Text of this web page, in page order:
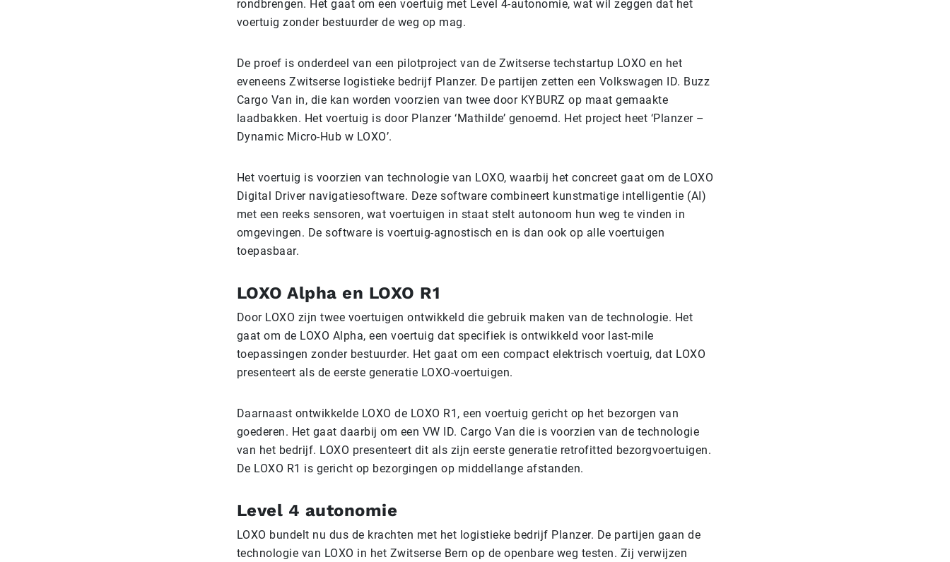
rondbrengen. Het gaat om een voertuig met Level 4-autonomie, wat wil zeggen dat het
voertuig zonder bestuurder de weg op mag.
De proef is onderdeel van een pilotproject van de Zwitserse techstartup LOXO en het
eveneens Zwitserse logistieke bedrijf Planzer. De partijen zetten een Volkswagen ID. Buzz
Cargo Van in, die kan worden voorzien van twee door KYBURZ op maat gemaakte
laadbakken. Het voertuig is door Planzer ‘Mathilde’ genoemd. Het project heet ‘Planzer –
Dynamic Micro-Hub w LOXO’.
Het voertuig is voorzien van technologie van LOXO, waarbij het concreet gaat om de LOXO
Digital Driver navigatiesoftware. Deze software combineert kunstmatige intelligentie (AI)
met een reeks sensoren, wat voertuigen in staat stelt autonoom hun weg te vinden in
omgevingen. De software is voertuig-agnostisch en is dan ook op alle voertuigen
toepasbaar.
LOXO Alpha en LOXO R1
Door LOXO zijn twee voertuigen ontwikkeld die gebruik maken van de technologie. Het
gaat om de LOXO Alpha, een voertuig dat specifiek is ontwikkeld voor last-mile
toepassingen zonder bestuurder. Het gaat om een compact elektrisch voertuig, dat LOXO
presenteert als de eerste generatie LOXO-voertuigen.
Daarnaast ontwikkelde LOXO de LOXO R1, een voertuig gericht op het bezorgen van
goederen. Het gaat daarbij om een VW ID. Cargo Van die is voorzien van de technologie
van het bedrijf. LOXO presenteert dit als zijn eerste generatie retrofitted bezorgvoertuigen.
De LOXO R1 is gericht op bezorgingen op middellange afstanden.
Level 4 autonomie
LOXO bundelt nu dus de krachten met het logistieke bedrijf Planzer. De partijen gaan de
technologie van LOXO in het Zwitserse Bern op de openbare weg testen. Zij verwijzen